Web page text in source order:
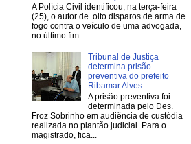
A Polícia Civil identificou, na terça-feira
(25), o autor de oito disparos de arma de
fogo contra o veículo de uma advogada,
no último fim ...
Tribunal de Justiça
determina prisão
preventiva do prefeito
Ribamar Alves
A prisão preventiva foi
determinada pelo Des.
Froz Sobrinho em audiência de custódia
realizada no plantão judicial. Para o
magistrado, fica...